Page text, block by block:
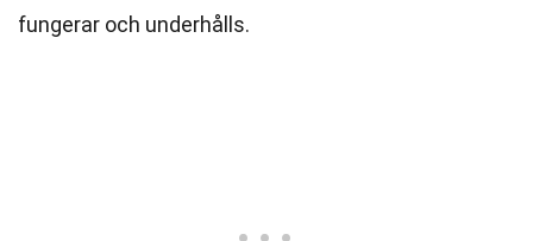
fungerar och underhålls.